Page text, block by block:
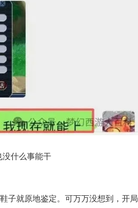
什么事能干
子就原地鉴定。可万万没想到，开局